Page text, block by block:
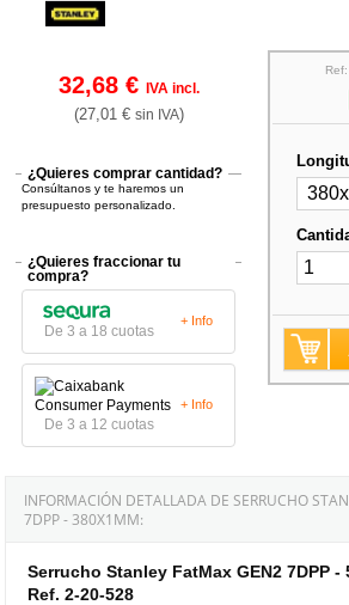
32,68 € IVA incl.
(27,01 € sin IVA)
¿Quieres comprar cantidad?
Consúltanos y te haremos un
presupuesto personalizado.
¿Quieres fraccionar tu
compra?
De 3 a 18 cuotas
+ Info
De 3 a 12 cuotas
+ Info
Ref:
INFORMACIÓN DETALLADA DE SERRUCHO
7DPP - 380X1MM:
Serrucho Stanley FatMax GEN2 7DPP -
Ref. 2-20-528